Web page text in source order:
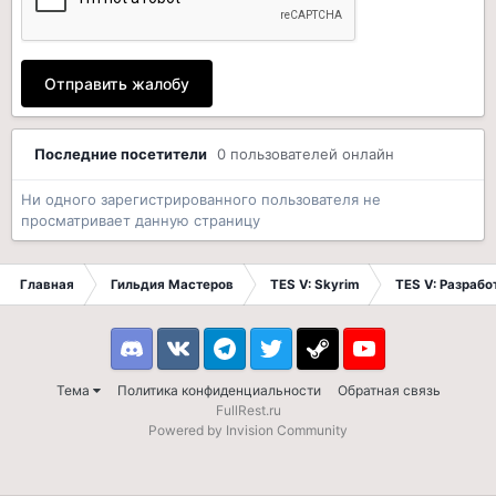
Отправить жалобу
Последние посетители 0 пользователей онлайн
Ни одного зарегистрированного пользователя не
просматривает данную страницу
Главная Гильдия Мастеров TES V: Skyrim TES V:
Тема Политика конфиденциальности Обратная связь
DiscordVK TelegramTwitter Steam Youtube
FullRest.ru
Powered by Invision Community